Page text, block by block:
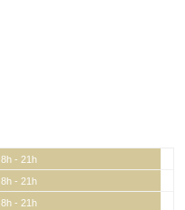
8h - 21h
8h - 21h
8h - 21h